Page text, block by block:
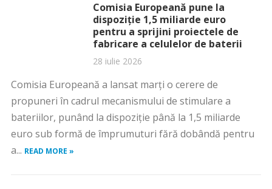
Comisia Europeană pune la
dispoziţie 1,5 miliarde euro
pentru a sprijini proiectele de
fabricare a celulelor de baterii
28 iulie 2026
Comisia Europeană a lansat marţi o cerere de
propuneri în cadrul mecanismului de stimulare a
bateriilor, punând la dispoziţie până la 1,5 miliarde
euro sub formă de împrumuturi fără dobândă pentru
a... READ MORE »